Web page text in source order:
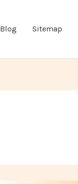
Blog Sitemap